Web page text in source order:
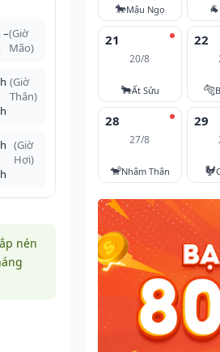
–(Giờ
Mão)
(Giờ
Thân)
(Giờ
Hợi)
nén
🐎Mậu Ngọ 🐐
21
20/8
🐂Ất Sửu
22
🐅
28
27/8
🐒Nhâm Thân
29
🐓